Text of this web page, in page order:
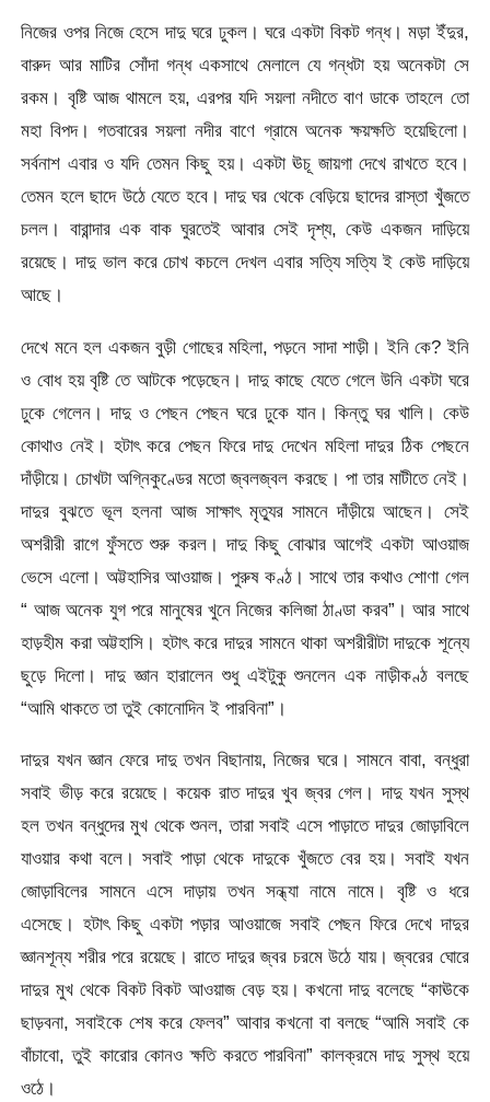
নিজের ওপর নিজে হেসে দাদু ঘরে ঢুকল। ঘরে একটা বিকট গন্ধ। মড়া ইঁদুর,
বারুদ আর মাটির সোঁদা গন্ধ একসাথে মেলালে যে গন্ধটা হয় অনেকটা সে
রকম। বৃষ্টি আজ থামলে হয়, এরপর যদি সয়লা নদীতে বাণ ডাকে তাহলে তো
মহা বিপদ। গতবারের সয়লা নদীর বাণে গ্রামে অনেক ক্ষয়ক্ষতি হয়েছিলো।
সর্বনাশ এবার ও যদি তেমন কিছু হয়। একটা ঊচূ জায়গা দেখে রাখতে হবে।
তেমন হলে ছাদে উঠে যেতে হবে। দাদু ঘর থেকে বেড়িয়ে ছাদের রাস্তা খুঁজতে
চলল। বারান্দার এক বাক ঘুরতেই আবার সেই দৃশ্য, কেউ একজন দাড়িয়ে
রয়েছে। দাদু ভাল করে চোখ কচলে দেখল এবার সত্যি সত্যি ই কেউ দাড়িয়ে
আছে।
দেখে মনে হল একজন বুড়ী গোছের মহিলা, পড়নে সাদা শাড়ী। ইনি কে? ইনি
ও বোধ হয় বৃষ্টি তে আটকে পড়েছেন। দাদু কাছে যেতে গেলে উনি একটা ঘরে
ঢুকে গেলেন। দাদু ও পেছন পেছন ঘরে ঢুকে যান। কিন্তু ঘর খালি। কেউ
কোথাও নেই। হটাৎ করে পেছন ফিরে দাদু দেখেন মহিলা দাদুর ঠিক পেছনে
দাঁড়ীয়ে। চোখটা অগ্নিকুণ্ডের মতো জ্বলজ্বল করছে। পা তার মাটীতে নেই।
দাদুর বুঝতে ভূল হলনা আজ সাক্ষাৎ মৃত্যুর সামনে দাঁড়ীয়ে আছেন। সেই
অশরীরী রাগে ফুঁসতে শুরু করল। দাদু কিছু বোঝার আগেই একটা আওয়াজ
ভেসে এলো। অট্টহাসির আওয়াজ। পুরুষ কণ্ঠ। সাথে তার কথাও শোণা গেল
“ আজ অনেক যুগ পরে মানুষের খুনে নিজের কলিজা ঠাণ্ডা করব”। আর সাথে
হাড়হীম করা অট্টহাসি। হটাৎ করে দাদুর সামনে থাকা অশরীরীটা দাদুকে শূন্যে
ছুড়ে দিলো। দাদু জ্ঞান হারালেন শুধু এইটুকু শুনলেন এক নাড়ীকণ্ঠ বলছে
“আমি থাকতে তা তুই কোনোদিন ই পারবিনা”।
দাদুর যখন জ্ঞান ফেরে দাদু তখন বিছানায়, নিজের ঘরে। সামনে বাবা, বন্ধুরা
সবাই ভীড় করে রয়েছে। কয়েক রাত দাদুর খুব জ্বর গেল। দাদু যখন সুস্থ
হল তখন বন্ধুদের মুখ থেকে শুনল, তারা সবাই এসে পাড়াতে দাদুর জোড়াবিলে
যাওয়ার কথা বলে। সবাই পাড়া থেকে দাদুকে খুঁজতে বের হয়। সবাই যখন
জোড়াবিলের সামনে এসে দাড়ায় তখন সন্ধ্যা নামে নামে। বৃষ্টি ও ধরে
এসেছে। হটাৎ কিছু একটা পড়ার আওয়াজে সবাই পেছন ফিরে দেখে দাদুর
জ্ঞানশূন্য শরীর পরে রয়েছে। রাতে দাদুর জ্বর চরমে উঠে যায়। জ্বরের ঘোরে
দাদুর মুখ থেকে বিকট বিকট আওয়াজ বেড় হয়। কখনো দাদু বলেছে “কাঊকে
ছাড়বনা, সবাইকে শেষ করে ফেলব” আবার কখনো বা বলছে “আমি সবাই কে
বাঁচাবো, তুই কারোর কোনও ক্ষতি করতে পারবিনা” কালক্রমে দাদু সুস্থ হয়ে
ওঠে।